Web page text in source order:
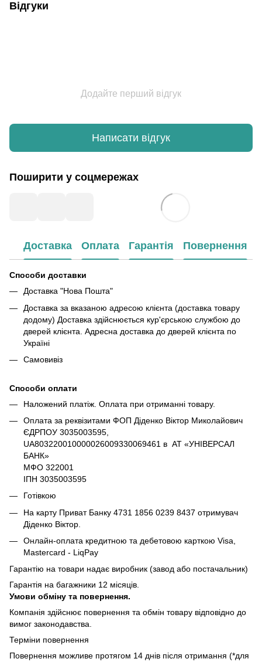
Відгуки
Додайте перший відгук
Написати відгук
Поширити у соцмережах
Доставка Оплата Гарантія Повернення
Способи доставки
Доставка "Нова Пошта"
Доставка за вказаною адресою клієнта (доставка товару
додому) Доставка здійснюється кур'єрською службою до
дверей клієнта. Адресна доставка до дверей клієнта по
Україні
Самовивіз
Способи оплати
Наложений платіж. Оплата при отриманні товару.
Оплата за реквізитами ФОП Діденко Віктор Миколайович
ЄДРПОУ 3035003595,
UA803220010000026009330069461 в АТ «УНІВЕРСАЛ
БАНК»
МФО 322001
ІПН 3035003595
Готівкою
На карту Приват Банку 4731 1856 0239 8437 отримувач
Діденко Віктор.
Онлайн-оплата кредитною та дебетовою карткою Visa,
Mastercard - LiqPay
Гарантію на товари надає виробник (завод або постачальник)
Гарантія на багажники 12 місяців.
Умови обміну та повернення.
Компанія здійснює повернення та обмін товару відповідно до
вимог законодавства.
Терміни повернення
Повернення можливе протягом 14 днів після отримання (*для